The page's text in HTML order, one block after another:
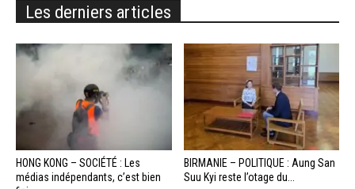
Les derniers articles
HONG KONG – SOCIÉTÉ : Les
médias indépendants, c’est bien
BIRMANIE – POLITIQUE : Aung San
Suu Kyi reste l’otage du...